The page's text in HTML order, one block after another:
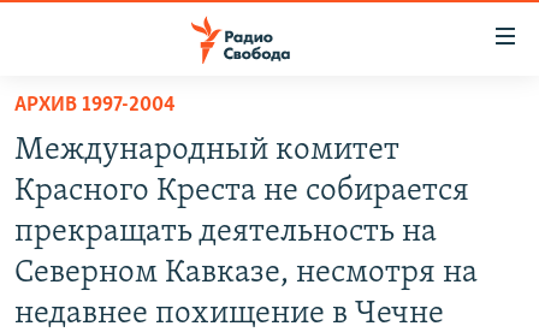
упрощенного
доступа
Вернуться
основному
содержанию
Вернутся
ПОДКАСТЫ
АВТОРСКИЕ ПРОЕКТЫ
ЦИТАТЫ СВОБОДЫ
МНЕНИЯ
АРХИВ 1997-2004
Международный комитет
Красного Креста не собирается
прекращать деятельность на
Северном Кавказе, несмотря на
недавнее похищение в Чечне